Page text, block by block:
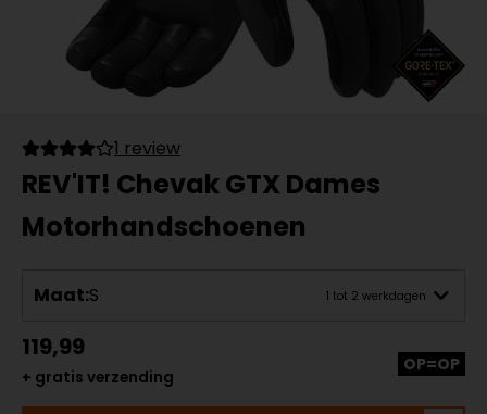
1 review
REV'IT! Chevak GTX Dames
Motorhandschoenen
Maat:S 1 tot 2 werkdagen
119,99
+ gratis verzending
OP=OP